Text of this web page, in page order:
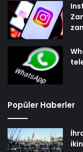
Popüler Haberler